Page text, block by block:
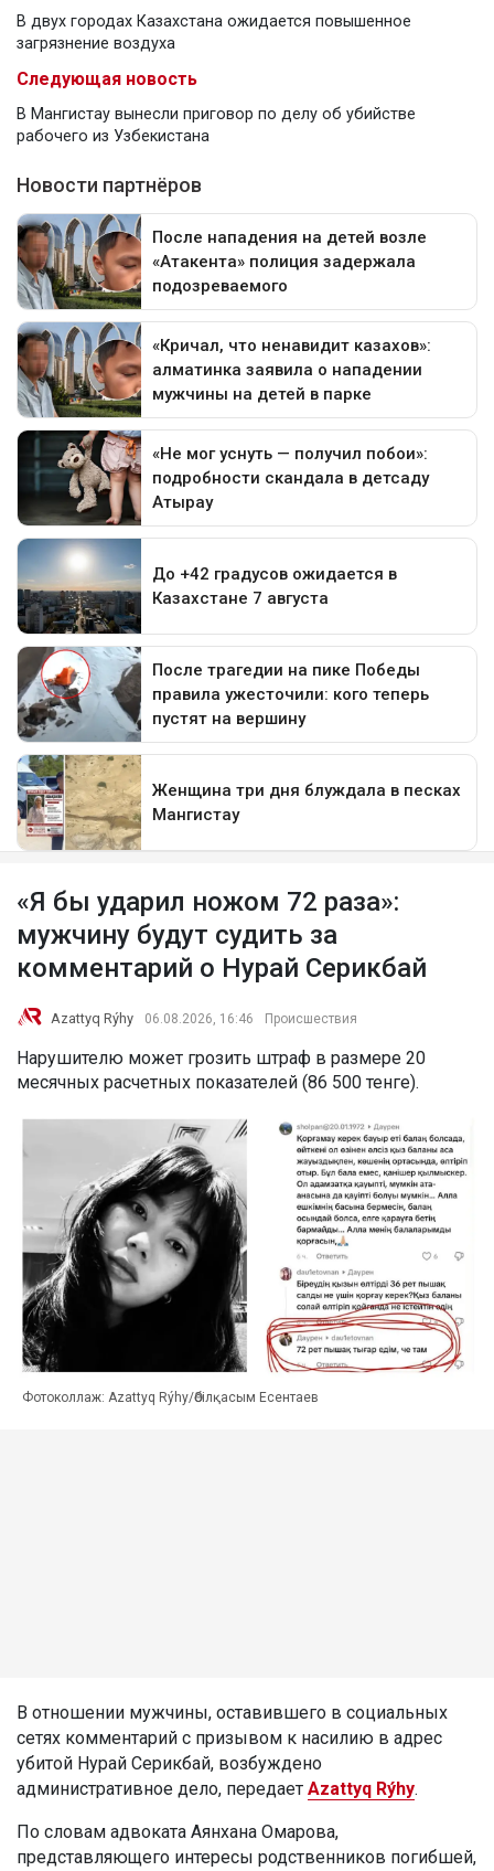
В двух городах Казахстана ожидается повышенное
загрязнение воздуха
Следующая новость
В Мангистау вынесли приговор по делу об убийстве
рабочего из Узбекистана
«Я бы ударил ножом 72 раза»:
мужчину будут судить за
комментарий о Нурай Серикбай
Azattyq Rýhy 06.08.2026, 16:46 Происшествия
Нарушителю может грозить штраф в размере 20
месячных расчетных показателей (86 500 тенге).
Фотоколлаж: Azattyq Rýhy/Әбілқасым Есентаев
В отношении мужчины, оставившего в социальных
сетях комментарий с призывом к насилию в адрес
убитой Нурай Серикбай, возбуждено
административное дело, передает Azattyq Rýhy.
По словам адвоката Аянхана Омарова,
представляющего интересы родственников погибшей,